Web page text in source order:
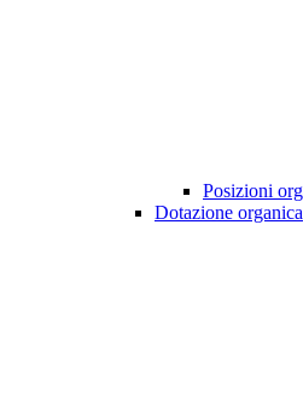
Posizioni
Dotazione organica